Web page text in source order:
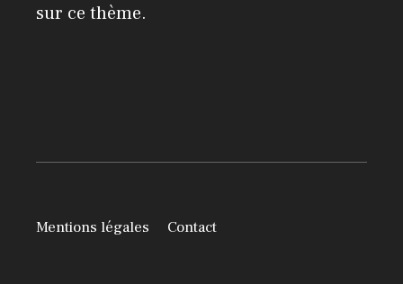
sur ce thème.
Mentions légales Contact